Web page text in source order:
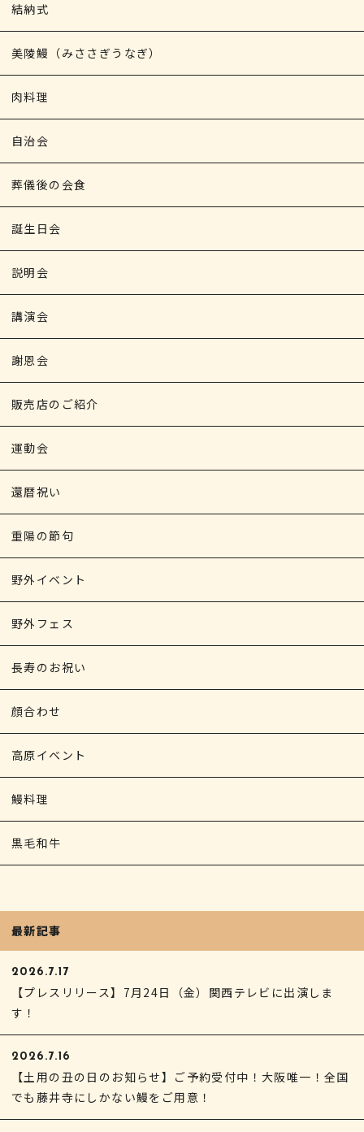
結納式
美陵鰻（みささぎうなぎ）
肉料理
自治会
葬儀後の会食
誕生日会
説明会
講演会
謝恩会
販売店のご紹介
運動会
還暦祝い
重陽の節句
野外イベント
野外フェス
長寿のお祝い
顔合わせ
高原イベント
鰻料理
黒毛和牛
最新記事
2026.7.17
【プレスリリース】7月24日（金）関西テレビに出演しま
す！
2026.7.16
【土用の丑の日のお知らせ】ご予約受付中！大阪唯一！全国
でも藤井寺にしかない鰻をご用意！